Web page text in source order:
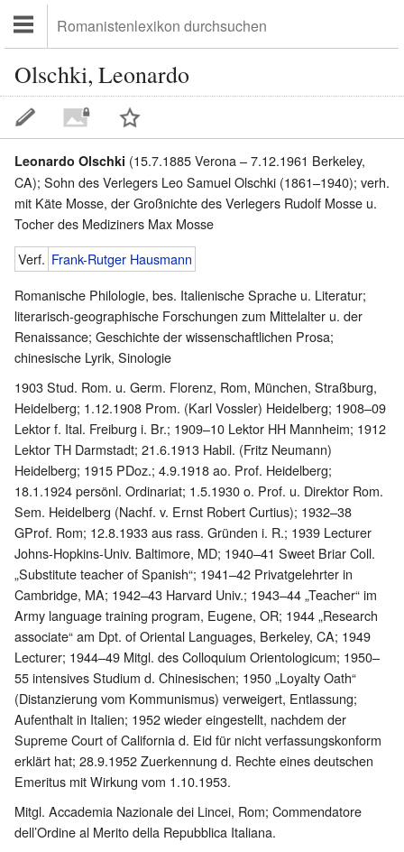
Olschki, Leonardo
Leonardo Olschki (15.7.1885 Verona – 7.12.1961 Berkeley,
CA); Sohn des Verlegers Leo Samuel Olschki (1861–1940); verh.
mit Käte Mosse, der Großnichte des Verlegers Rudolf Mosse u.
Tocher des Mediziners Max Mosse
Verf. Frank-Rutger Hausmann
Romanische Philologie, bes. Italienische Sprache u. Literatur;
literarisch-geographische Forschungen zum Mittelalter u. der
Renaissance; Geschichte der wissenschaftlichen Prosa;
chinesische Lyrik, Sinologie
1903 Stud. Rom. u. Germ. Florenz, Rom, München, Straßburg,
Heidelberg; 1.12.1908 Prom. (Karl Vossler) Heidelberg; 1908–09
Lektor f. Ital. Freiburg i. Br.; 1909–10 Lektor HH Mannheim; 1912
Lektor TH Darmstadt; 21.6.1913 Habil. (Fritz Neumann)
Heidelberg; 1915 PDoz.; 4.9.1918 ao. Prof. Heidelberg;
18.1.1924 persönl. Ordinariat; 1.5.1930 o. Prof. u. Direktor Rom.
Sem. Heidelberg (Nachf. v. Ernst Robert Curtius); 1932–38
GProf. Rom; 12.8.1933 aus rass. Gründen i. R.; 1939 Lecturer
Johns-Hopkins-Univ. Baltimore, MD; 1940–41 Sweet Briar Coll.
„Substitute teacher of Spanish“; 1941–42 Privatgelehrter in
Cambridge, MA; 1942–43 Harvard Univ.; 1943–44 „Teacher“ im
Army language training program, Eugene, OR; 1944 „Research
associate“ am Dpt. of Oriental Languages, Berkeley, CA; 1949
Lecturer; 1944–49 Mitgl. des Colloquium Orientologicum; 1950–
55 intensives Studium d. Chinesischen; 1950 „Loyalty Oath“
(Distanzierung vom Kommunismus) verweigert, Entlassung;
Aufenthalt in Italien; 1952 wieder eingestellt, nachdem der
Supreme Court of California d. Eid für nicht verfassungskonform
erklärt hat; 28.9.1952 Zuerkennung d. Rechte eines deutschen
Emeritus mit Wirkung vom 1.10.1953.
Mitgl. Accademia Nazionale dei Lincei, Rom; Commendatore
dell’Ordine al Merito della Repubblica Italiana.